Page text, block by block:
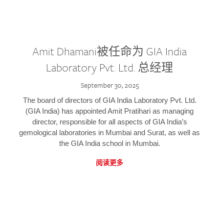
Amit Dhamani被任命为 GIA India
Laboratory Pvt. Ltd. 总经理
September 30, 2025
The board of directors of GIA India Laboratory Pvt. Ltd.
(GIA India) has appointed Amit Pratihari as managing
director, responsible for all aspects of GIA India’s
gemological laboratories in Mumbai and Surat, as well as
the GIA India school in Mumbai.
阅读更多